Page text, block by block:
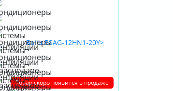
Товар скоро появится в продаже